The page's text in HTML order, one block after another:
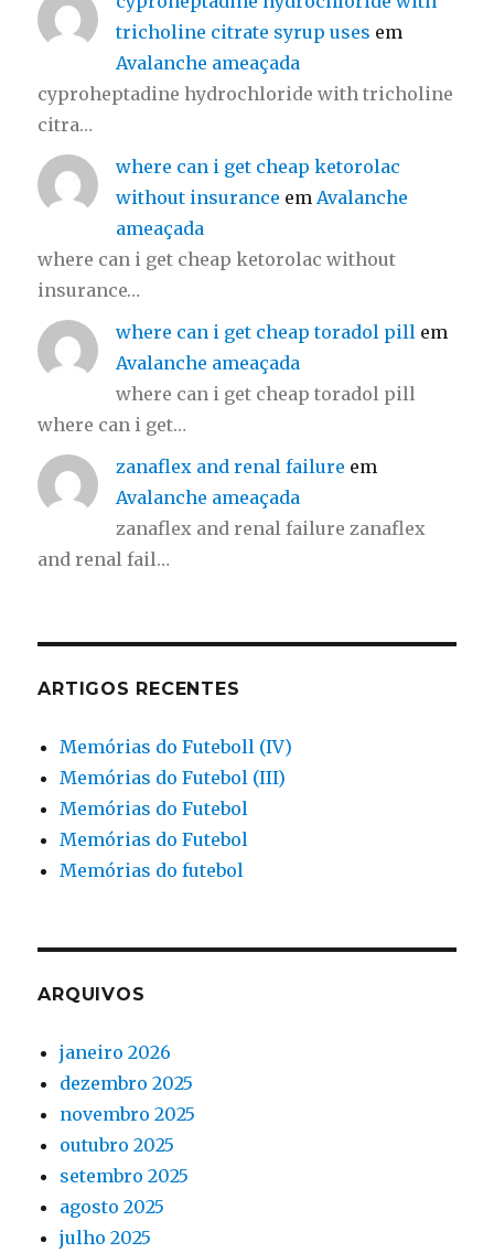
tricholine citrate syrup uses em
Avalanche ameaçada
cyproheptadine hydrochloride with tricholine
citra…
where can i get cheap ketorolac
without insurance em Avalanche
ameaçada
where can i get cheap ketorolac without
insurance…
where can i get cheap toradol pill em
Avalanche ameaçada
where can i get cheap toradol pill
where can i get…
zanaflex and renal failure em
Avalanche ameaçada
zanaflex and renal failure zanaflex
and renal fail…
ARTIGOS RECENTES
Memórias do Futeboll (IV)
Memórias do Futebol (III)
Memórias do Futebol
Memórias do Futebol
Memórias do futebol
ARQUIVOS
janeiro 2026
dezembro 2025
novembro 2025
outubro 2025
setembro 2025
agosto 2025
julho 2025